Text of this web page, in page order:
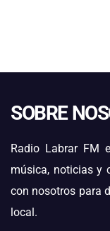
SOBRE
Radio Labrar FM
música, noticias y
con nosotros para
local.